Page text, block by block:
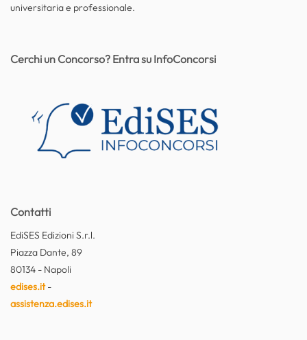
universitaria e professionale.
Contatti
EdiSES Edizioni S.r.l.
Piazza Dante, 89
80134 - Napoli
edises.it-
assistenza.edises.it
Cerchi un Concorso? Entra su InfoConcorsi